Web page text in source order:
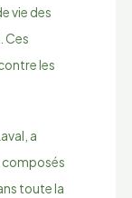
vie des
Ces
les
a
composés
toute la